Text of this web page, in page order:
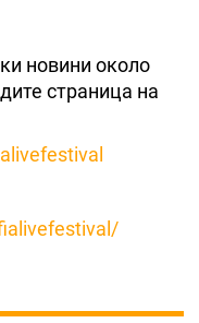
новини около
страница на